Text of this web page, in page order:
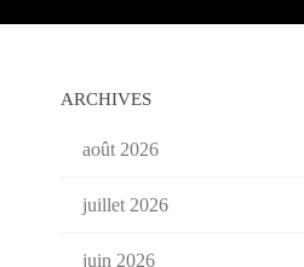
ARCHIVES
août 2026
juillet 2026
juin 2026